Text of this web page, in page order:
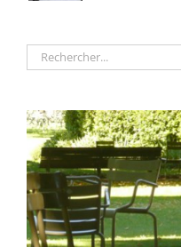
Rechercher: